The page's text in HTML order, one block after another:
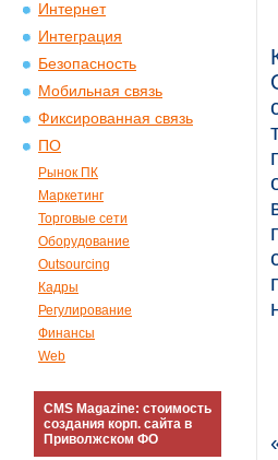
Интернет
Интеграция
Безопасность
Мобильная связь
Фиксированная связь
ПО
Рынок ПК
Маркетинг
Торговые сети
Оборудование
Outsourcing
Кадры
Регулирование
Финансы
Web
CMS Magazine: стоимость
создания корп. сайта в
Приволжском ФО